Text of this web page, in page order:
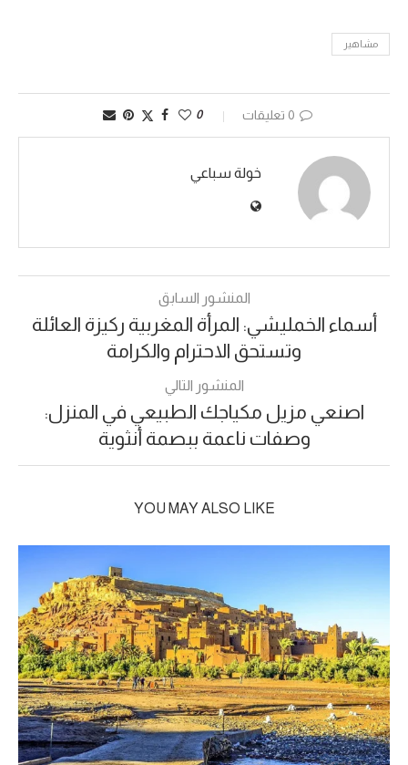
مشاهير
0 تعليقات 0
خولة سباعي
المنشور السابق
أسماء الخمليشي: المرأة المغربية ركيزة العائلة
وتستحق الاحترام والكرامة
المنشور التالي
اصنعي مزيل مكياجك الطبيعي في المنزل:
وصفات ناعمة ببصمة أنثوية
YOU MAY ALSO LIKE